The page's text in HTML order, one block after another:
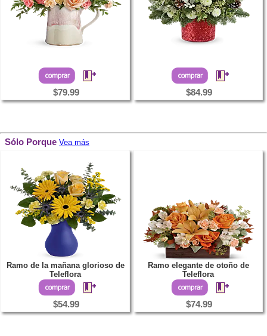
$79.99 $84.99
Sólo Porque Vea más
Ramo de la mañana glorioso de
Teleflora
$54.99
Ramo elegante de otoño de
Teleflora
$74.99